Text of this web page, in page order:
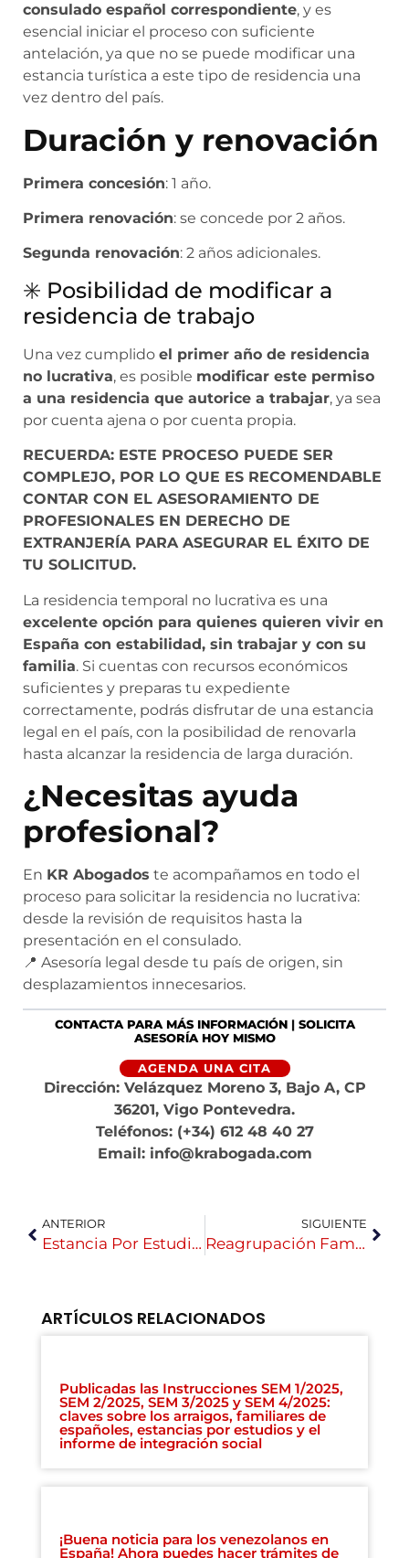
consulado español correspondiente, y es
esencial iniciar el proceso con suficiente
antelación, ya que no se puede modificar una
estancia turística a este tipo de residencia una
vez dentro del país.
Duración y renovación
Primera concesión: 1 año.
Primera renovación: se concede por 2 años.
Segunda renovación: 2 años adicionales.
✳️ Posibilidad de modificar a
residencia de trabajo
Una vez cumplido el primer año de residencia
no lucrativa, es posible modificar este permiso
a una residencia que autorice a trabajar, ya sea
por cuenta ajena o por cuenta propia.
RECUERDA: ESTE PROCESO PUEDE SER
COMPLEJO, POR LO QUE ES RECOMENDABLE
CONTAR CON EL ASESORAMIENTO DE
PROFESIONALES EN DERECHO DE
EXTRANJERÍA PARA ASEGURAR EL ÉXITO DE
TU SOLICITUD.
La residencia temporal no lucrativa es una
excelente opción para quienes quieren vivir en
España con estabilidad, sin trabajar y con su
familia. Si cuentas con recursos económicos
suficientes y preparas tu expediente
correctamente, podrás disfrutar de una estancia
legal en el país, con la posibilidad de renovarla
hasta alcanzar la residencia de larga duración.
¿Necesitas ayuda
profesional?
En KR Abogados te acompañamos en todo el
proceso para solicitar la residencia no lucrativa:
desde la revisión de requisitos hasta la
presentación en el consulado.
📍 Asesoría legal desde tu país de origen, sin
desplazamientos innecesarios.
CONTACTA PARA MÁS INFORMACIÓN| SOLICITA
ASESORÍA HOY MISMO
AGENDA UNA CITA
Dirección: Velázquez Moreno 3, Bajo A, CP
36201, Vigo Pontevedra.
Teléfonos: (+34) 612 48 40 27
Email: info@krabogada.com
ANTERIOR
Estancia Por Estudios En España
SIGUIENTE
Reagrupación Familiar En España 2025: Cómo Vivir Legalmente Con Tus Seres Queridos
ARTÍCULOS RELACIONADOS
Publicadas las Instrucciones SEM 1/2025,
SEM 2/2025, SEM 3/2025 y SEM 4/2025:
claves sobre los arraigos, familiares de
españoles, estancias por estudios y el
informe de integración social
¡Buena noticia para los venezolanos en
España! Ahora puedes hacer trámites de